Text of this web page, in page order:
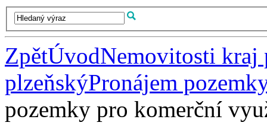
ZpětÚvodNemovitosti kraj
plzeňskýPronájem
pozemky pro komerční